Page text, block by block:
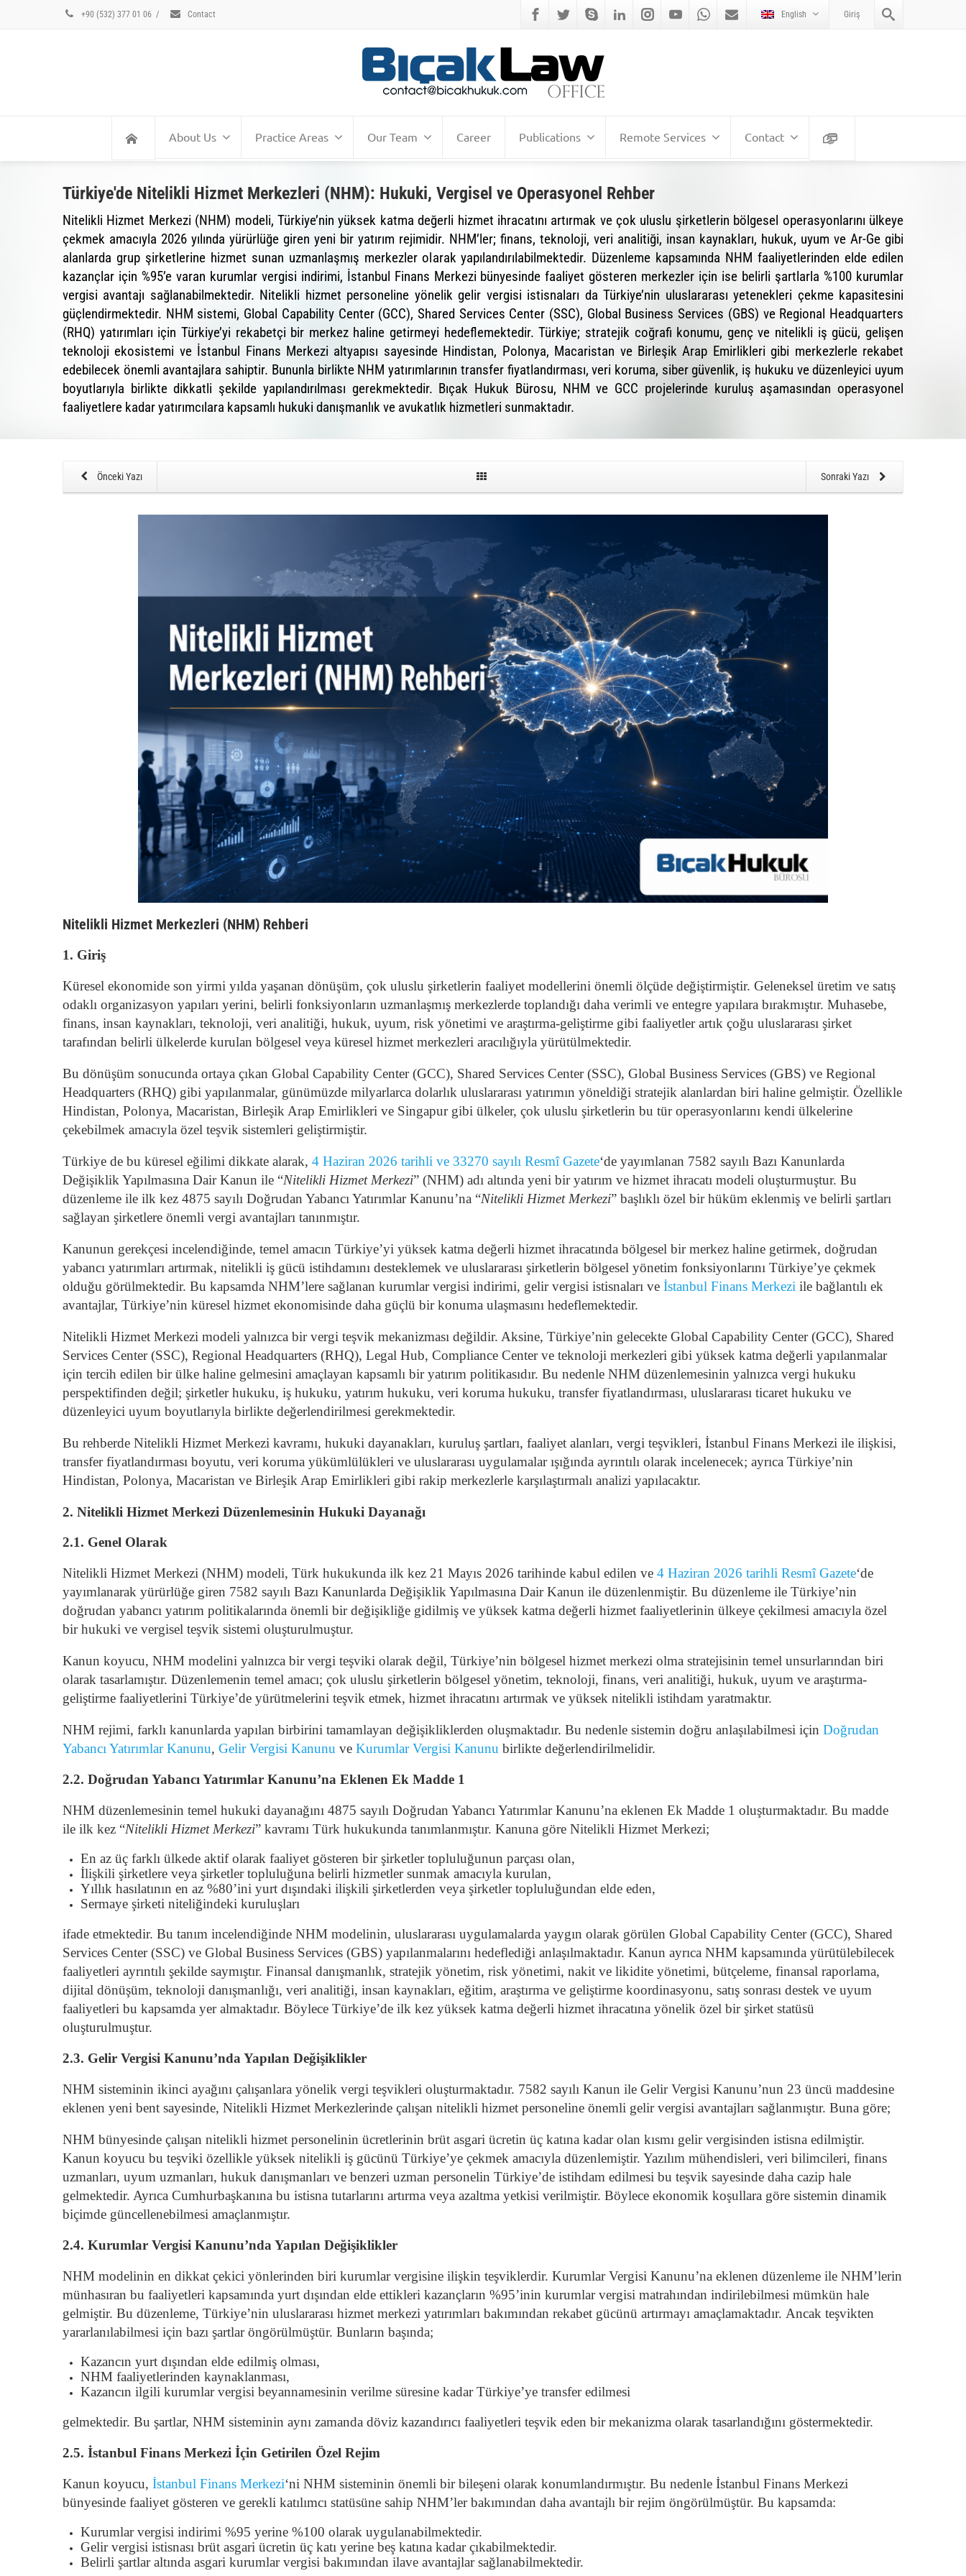
+90 (532) 377 01 06 / Contact English Giriş
About Us Practice Areas Our Team Career Publications Remote Services Contact
Türkiye'de Nitelikli Hizmet Merkezleri (NHM): Hukuki, Vergisel ve Operasyonel Rehber
Nitelikli Hizmet Merkezi (NHM) modeli, Türkiye’nin yüksek katma değerli hizmet ihracatını artırmak ve çok uluslu şirketlerin bölgesel operasyonlarını ülkeye
çekmek amacıyla 2026 yılında yürürlüğe giren yeni bir yatırım rejimidir. NHM’ler; finans, teknoloji, veri analitiği, insan kaynakları, hukuk, uyum ve Ar-Ge gibi
alanlarda grup şirketlerine hizmet sunan uzmanlaşmış merkezler olarak yapılandırılabilmektedir. Düzenleme kapsamında NHM faaliyetlerinden elde edilen
kazançlar için %95’e varan kurumlar vergisi indirimi, İstanbul Finans Merkezi bünyesinde faaliyet gösteren merkezler için ise belirli şartlarla %100 kurumlar
vergisi avantajı sağlanabilmektedir. Nitelikli hizmet personeline yönelik gelir vergisi istisnaları da Türkiye’nin uluslararası yetenekleri çekme kapasitesini
güçlendirmektedir. NHM sistemi, Global Capability Center (GCC), Shared Services Center (SSC), Global Business Services (GBS) ve Regional Headquarters
(RHQ) yatırımları için Türkiye’yi rekabetçi bir merkez haline getirmeyi hedeflemektedir. Türkiye; stratejik coğrafi konumu, genç ve nitelikli iş gücü, gelişen
teknoloji ekosistemi ve İstanbul Finans Merkezi altyapısı sayesinde Hindistan, Polonya, Macaristan ve Birleşik Arap Emirlikleri gibi merkezlerle rekabet
edebilecek önemli avantajlara sahiptir. Bununla birlikte NHM yatırımlarının transfer fiyatlandırması, veri koruma, siber güvenlik, iş hukuku ve düzenleyici uyum
boyutlarıyla birlikte dikkatli şekilde yapılandırılması gerekmektedir. Bıçak Hukuk Bürosu, NHM ve GCC projelerinde kuruluş aşamasından operasyonel
faaliyetlere kadar yatırımcılara kapsamlı hukuki danışmanlık ve avukatlık hizmetleri sunmaktadır.
Sonraki Yazı
Önceki Yazı
Nitelikli Hizmet Merkezleri (NHM) Rehberi
1. Giriş
Küresel ekonomide son yirmi yılda yaşanan dönüşüm, çok uluslu şirketlerin faaliyet modellerini önemli ölçüde değiştirmiştir. Geleneksel üretim ve satış
odaklı organizasyon yapıları yerini, belirli fonksiyonların uzmanlaşmış merkezlerde toplandığı daha verimli ve entegre yapılara bırakmıştır. Muhasebe,
finans, insan kaynakları, teknoloji, veri analitiği, hukuk, uyum, risk yönetimi ve araştırma-geliştirme gibi faaliyetler artık çoğu uluslararası şirket
tarafından belirli ülkelerde kurulan bölgesel veya küresel hizmet merkezleri aracılığıyla yürütülmektedir.
Bu dönüşüm sonucunda ortaya çıkan Global Capability Center (GCC), Shared Services Center (SSC), Global Business Services (GBS) ve Regional
Headquarters (RHQ) gibi yapılanmalar, günümüzde milyarlarca dolarlık uluslararası yatırımın yöneldiği stratejik alanlardan biri haline gelmiştir. Özellikle
Hindistan, Polonya, Macaristan, Birleşik Arap Emirlikleri ve Singapur gibi ülkeler, çok uluslu şirketlerin bu tür operasyonlarını kendi ülkelerine
çekebilmek amacıyla özel teşvik sistemleri geliştirmiştir.
Türkiye de bu küresel eğilimi dikkate alarak, 4 Haziran 2026 tarihli ve 33270 sayılı Resmî Gazete‘de yayımlanan 7582 sayılı Bazı Kanunlarda
Değişiklik Yapılmasına Dair Kanun ile “Nitelikli Hizmet Merkezi” (NHM) adı altında yeni bir yatırım ve hizmet ihracatı modeli oluşturmuştur. Bu
düzenleme ile ilk kez 4875 sayılı Doğrudan Yabancı Yatırımlar Kanunu’na “Nitelikli Hizmet Merkezi” başlıklı özel bir hüküm eklenmiş ve belirli şartları
sağlayan şirketlere önemli vergi avantajları tanınmıştır.
Kanunun gerekçesi incelendiğinde, temel amacın Türkiye’yi yüksek katma değerli hizmet ihracatında bölgesel bir merkez haline getirmek, doğrudan
yabancı yatırımları artırmak, nitelikli iş gücü istihdamını desteklemek ve uluslararası şirketlerin bölgesel yönetim fonksiyonlarını Türkiye’ye çekmek
olduğu görülmektedir. Bu kapsamda NHM’lere sağlanan kurumlar vergisi indirimi, gelir vergisi istisnaları ve İstanbul Finans Merkezi ile bağlantılı ek
avantajlar, Türkiye’nin küresel hizmet ekonomisinde daha güçlü bir konuma ulaşmasını hedeflemektedir.
Nitelikli Hizmet Merkezi modeli yalnızca bir vergi teşvik mekanizması değildir. Aksine, Türkiye’nin gelecekte Global Capability Center (GCC), Shared
Services Center (SSC), Regional Headquarters (RHQ), Legal Hub, Compliance Center ve teknoloji merkezleri gibi yüksek katma değerli yapılanmalar
için tercih edilen bir ülke haline gelmesini amaçlayan kapsamlı bir yatırım politikasıdır. Bu nedenle NHM düzenlemesinin yalnızca vergi hukuku
perspektifinden değil; şirketler hukuku, iş hukuku, yatırım hukuku, veri koruma hukuku, transfer fiyatlandırması, uluslararası ticaret hukuku ve
düzenleyici uyum boyutlarıyla birlikte değerlendirilmesi gerekmektedir.
Bu rehberde Nitelikli Hizmet Merkezi kavramı, hukuki dayanakları, kuruluş şartları, faaliyet alanları, vergi teşvikleri, İstanbul Finans Merkezi ile ilişkisi,
transfer fiyatlandırması boyutu, veri koruma yükümlülükleri ve uluslararası uygulamalar ışığında ayrıntılı olarak incelenecek; ayrıca Türkiye’nin
Hindistan, Polonya, Macaristan ve Birleşik Arap Emirlikleri gibi rakip merkezlerle karşılaştırmalı analizi yapılacaktır.
2. Nitelikli Hizmet Merkezi Düzenlemesinin Hukuki Dayanağı
2.1. Genel Olarak
Nitelikli Hizmet Merkezi (NHM) modeli, Türk hukukunda ilk kez 21 Mayıs 2026 tarihinde kabul edilen ve 4 Haziran 2026 tarihli Resmî Gazete‘de
yayımlanarak yürürlüğe giren 7582 sayılı Bazı Kanunlarda Değişiklik Yapılmasına Dair Kanun ile düzenlenmiştir. Bu düzenleme ile Türkiye’nin
doğrudan yabancı yatırım politikalarında önemli bir değişikliğe gidilmiş ve yüksek katma değerli hizmet faaliyetlerinin ülkeye çekilmesi amacıyla özel
bir hukuki ve vergisel teşvik sistemi oluşturulmuştur.
Kanun koyucu, NHM modelini yalnızca bir vergi teşviki olarak değil, Türkiye’nin bölgesel hizmet merkezi olma stratejisinin temel unsurlarından biri
olarak tasarlamıştır. Düzenlemenin temel amacı; çok uluslu şirketlerin bölgesel yönetim, teknoloji, finans, veri analitiği, hukuk, uyum ve araştırma-
geliştirme faaliyetlerini Türkiye’de yürütmelerini teşvik etmek, hizmet ihracatını artırmak ve yüksek nitelikli istihdam yaratmaktır.
NHM rejimi, farklı kanunlarda yapılan birbirini tamamlayan değişikliklerden oluşmaktadır. Bu nedenle sistemin doğru anlaşılabilmesi için Doğrudan
Yabancı Yatırımlar Kanunu, Gelir Vergisi Kanunu ve Kurumlar Vergisi Kanunu birlikte değerlendirilmelidir.
2.2. Doğrudan Yabancı Yatırımlar Kanunu’na Eklenen Ek Madde 1
NHM düzenlemesinin temel hukuki dayanağını 4875 sayılı Doğrudan Yabancı Yatırımlar Kanunu’na eklenen Ek Madde 1 oluşturmaktadır. Bu madde
ile ilk kez “Nitelikli Hizmet Merkezi” kavramı Türk hukukunda tanımlanmıştır. Kanuna göre Nitelikli Hizmet Merkezi;
En az üç farklı ülkede aktif olarak faaliyet gösteren bir şirketler topluluğunun parçası olan,
İlişkili şirketlere veya şirketler topluluğuna belirli hizmetler sunmak amacıyla kurulan,
Yıllık hasılatının en az %80’ini yurt dışındaki ilişkili şirketlerden veya şirketler topluluğundan elde eden,
Sermaye şirketi niteliğindeki kuruluşları
ifade etmektedir. Bu tanım incelendiğinde NHM modelinin, uluslararası uygulamalarda yaygın olarak görülen Global Capability Center (GCC), Shared
Services Center (SSC) ve Global Business Services (GBS) yapılanmalarını hedeflediği anlaşılmaktadır. Kanun ayrıca NHM kapsamında yürütülebilecek
faaliyetleri ayrıntılı şekilde saymıştır. Finansal danışmanlık, stratejik yönetim, risk yönetimi, nakit ve likidite yönetimi, bütçeleme, finansal raporlama,
dijital dönüşüm, teknoloji danışmanlığı, veri analitiği, insan kaynakları, eğitim, araştırma ve geliştirme koordinasyonu, satış sonrası destek ve uyum
faaliyetleri bu kapsamda yer almaktadır. Böylece Türkiye’de ilk kez yüksek katma değerli hizmet ihracatına yönelik özel bir şirket statüsü
oluşturulmuştur.
2.3. Gelir Vergisi Kanunu’nda Yapılan Değişiklikler
NHM sisteminin ikinci ayağını çalışanlara yönelik vergi teşvikleri oluşturmaktadır. 7582 sayılı Kanun ile Gelir Vergisi Kanunu’nun 23 üncü maddesine
eklenen yeni bent sayesinde, Nitelikli Hizmet Merkezlerinde çalışan nitelikli hizmet personeline önemli gelir vergisi avantajları sağlanmıştır. Buna göre;
NHM bünyesinde çalışan nitelikli hizmet personelinin ücretlerinin brüt asgari ücretin üç katına kadar olan kısmı gelir vergisinden istisna edilmiştir.
Kanun koyucu bu teşviki özellikle yüksek nitelikli iş gücünü Türkiye’ye çekmek amacıyla düzenlemiştir. Yazılım mühendisleri, veri bilimcileri, finans
uzmanları, uyum uzmanları, hukuk danışmanları ve benzeri uzman personelin Türkiye’de istihdam edilmesi bu teşvik sayesinde daha cazip hale
gelmektedir. Ayrıca Cumhurbaşkanına bu istisna tutarlarını artırma veya azaltma yetkisi verilmiştir. Böylece ekonomik koşullara göre sistemin dinamik
biçimde güncellenebilmesi amaçlanmıştır.
2.4. Kurumlar Vergisi Kanunu’nda Yapılan Değişiklikler
NHM modelinin en dikkat çekici yönlerinden biri kurumlar vergisine ilişkin teşviklerdir. Kurumlar Vergisi Kanunu’na eklenen düzenleme ile NHM’lerin
münhasıran bu faaliyetleri kapsamında yurt dışından elde ettikleri kazançların %95’inin kurumlar vergisi matrahından indirilebilmesi mümkün hale
gelmiştir. Bu düzenleme, Türkiye’nin uluslararası hizmet merkezi yatırımları bakımından rekabet gücünü artırmayı amaçlamaktadır. Ancak teşvikten
yararlanılabilmesi için bazı şartlar öngörülmüştür. Bunların başında;
Kazancın yurt dışından elde edilmiş olması,
NHM faaliyetlerinden kaynaklanması,
Kazancın ilgili kurumlar vergisi beyannamesinin verilme süresine kadar Türkiye’ye transfer edilmesi
gelmektedir. Bu şartlar, NHM sisteminin aynı zamanda döviz kazandırıcı faaliyetleri teşvik eden bir mekanizma olarak tasarlandığını göstermektedir.
2.5. İstanbul Finans Merkezi İçin Getirilen Özel Rejim
Kanun koyucu, İstanbul Finans Merkezi‘ni NHM sisteminin önemli bir bileşeni olarak konumlandırmıştır. Bu nedenle İstanbul Finans Merkezi
bünyesinde faaliyet gösteren ve gerekli katılımcı statüsüne sahip NHM’ler bakımından daha avantajlı bir rejim öngörülmüştür. Bu kapsamda:
Kurumlar vergisi indirimi %95 yerine %100 olarak uygulanabilmektedir.
Gelir vergisi istisnası brüt asgari ücretin üç katı yerine beş katına kadar çıkabilmektedir.
Belirli şartlar altında asgari kurumlar vergisi bakımından ilave avantajlar sağlanabilmektedir.